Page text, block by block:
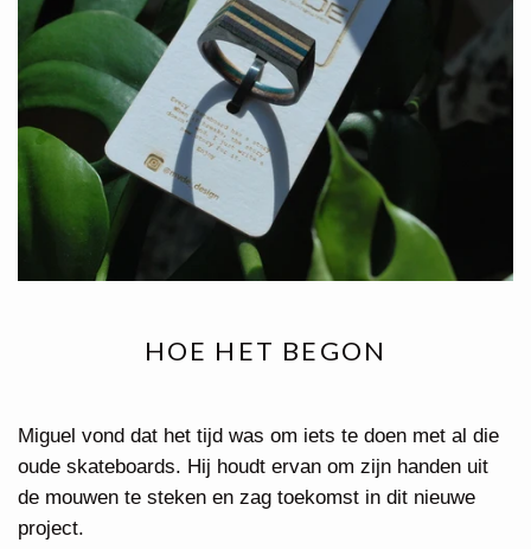
HOE HET BEGON
Miguel vond dat het tijd was om iets te doen met al die
oude skateboards. Hij houdt ervan om zijn handen uit
de mouwen te steken en zag toekomst in dit nieuwe
project.